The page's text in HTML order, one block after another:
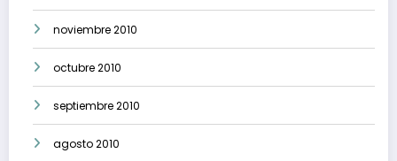
noviembre 2010
octubre 2010
septiembre 2010
agosto 2010